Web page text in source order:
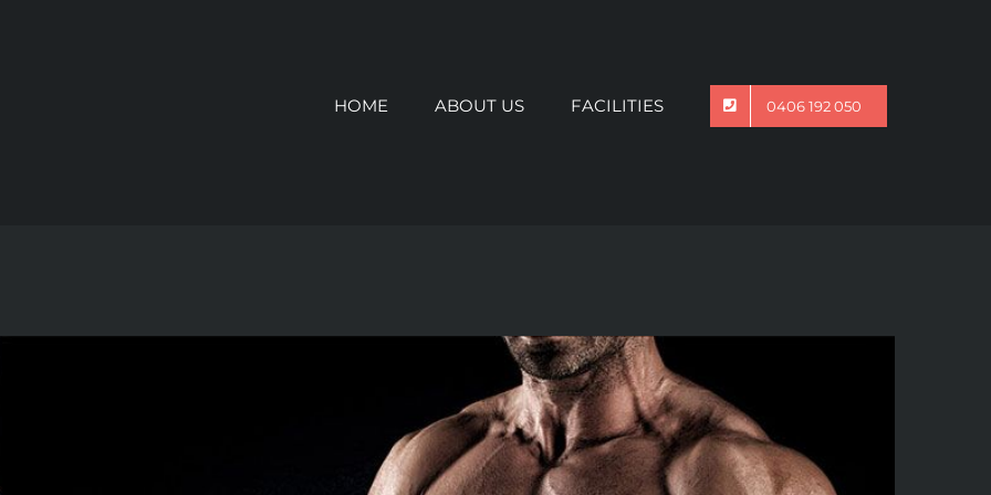
HOME ABOUT US FACILITIES 0406 192 050